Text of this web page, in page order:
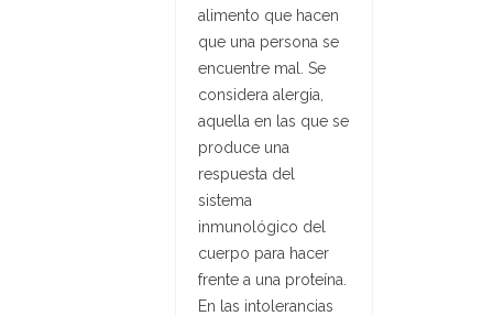
alimento que hacen
que una persona se
encuentre mal. Se
considera alergia,
aquella en las que se
produce una
respuesta del
sistema
inmunológico del
cuerpo para hacer
frente a una proteína.
En las intolerancias